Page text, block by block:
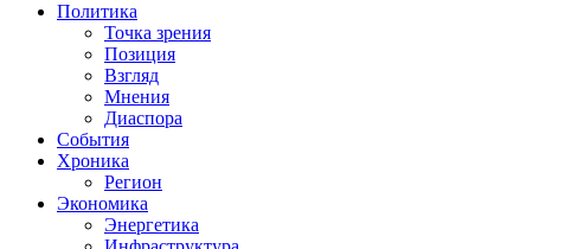
Политика
Точка зрения
Позиция
Взгляд
Мнения
Диаспора
События
Хроника
Регион
Экономика
Энергетика